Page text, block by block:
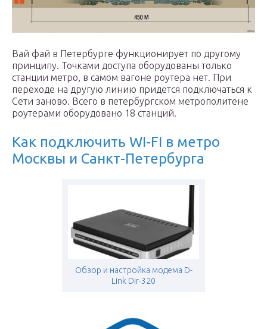
Вай фай в Петербурге функционирует по другому
принципу. Точками доступа оборудованы только
станции метро, в самом вагоне роутера нет. При
переходе на другую линию придется подключаться к
Сети заново. Всего в петербургском метрополитене
роутерами оборудовано 18 станций.
Как подключить WI-FI в метро
Москвы и Санкт-Петербурга
Обзор и настройка модема D-
Link Dir-320